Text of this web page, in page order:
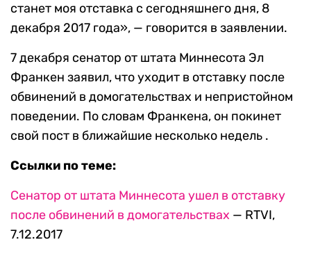
станет моя отставка с сегодняшнего дня, 8
декабря 2017 года», — говорится в заявлении.
7 декабря сенатор от штата Миннесота Эл
Франкен заявил, что уходит в отставку после
обвинений в домогательствах и непристойном
поведении. По словам Франкена, он покинет
свой пост в ближайшие несколько недель .
Ссылки по теме:
Сенатор от штата Миннесота ушел в отставку
после обвинений в домогательствах — RTVI,
7.12.2017